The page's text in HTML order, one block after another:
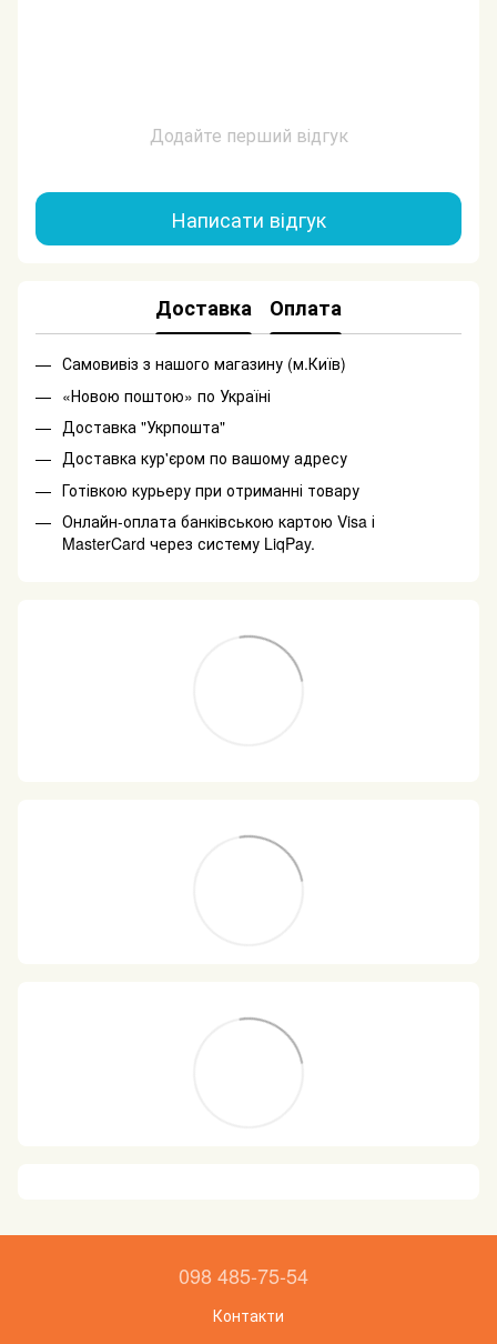
Додайте перший відгук
Написати відгук
Доставка Оплата
Самовивіз з нашого магазину (м.Київ)
«Новою поштою» по Україні
Доставка "Укрпошта"
Доставка кур'єром по вашому адресу
Готівкою курьеру при отриманні товару
Онлайн-оплата банківською картою Visa і
MasterCard через систему LiqPay.
098 485-75-54
Контакти